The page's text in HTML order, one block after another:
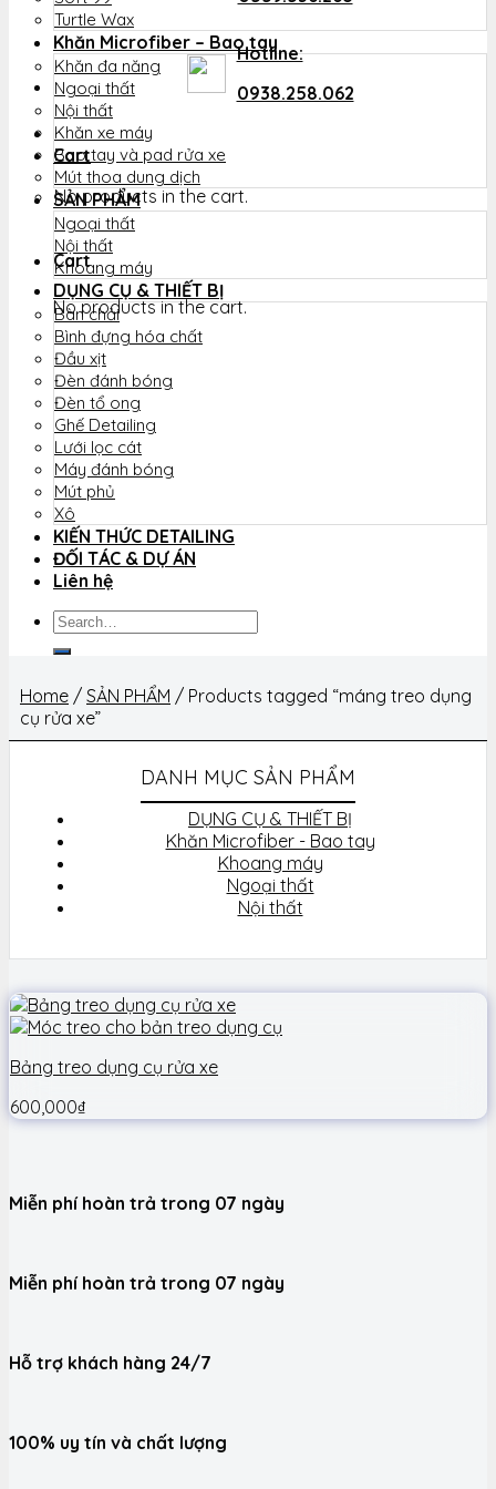
Hotline:
0938.258.062
Cart
No products in the cart.
Cart
No products in the cart.
Turtle Wax
Khăn Microfiber – Bao tay
Khăn đa năng
Ngoại thất
Nội thất
Khăn xe máy
Bao tay và pad rửa xe
Mút thoa dung dịch
SẢN PHẨM
Ngoại thất
Nội thất
Khoang máy
DỤNG CỤ & THIẾT BỊ
Bàn chải
Bình đựng hóa chất
Đầu xịt
Đèn đánh bóng
Đèn tổ ong
Ghế Detailing
Lưới lọc cát
Máy đánh bóng
Mút phủ
Xô
KIẾN THỨC DETAILING
ĐỐI TÁC & DỰ ÁN
Liên hệ
Search
Home / SẢN PHẨM / Products tagged “máng treo dụng
cụ rửa xe”
DANH MỤC SẢN PHẨM
DỤNG CỤ & THIẾT BỊ
Khăn Microfiber - Bao tay
Khoang máy
Ngoại thất
Nội thất
Bảng treo dụng cụ rửa xe
600,000₫
Miễn phí hoàn trả trong 07 ngày
Miễn phí hoàn trả trong 07 ngày
Hỗ trợ khách hàng 24/7
100% uy tín và chất lượng